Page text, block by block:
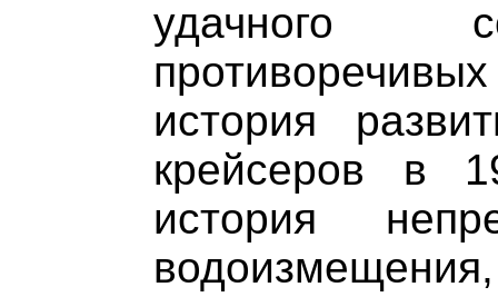
удачного
история
крейсеров в
история